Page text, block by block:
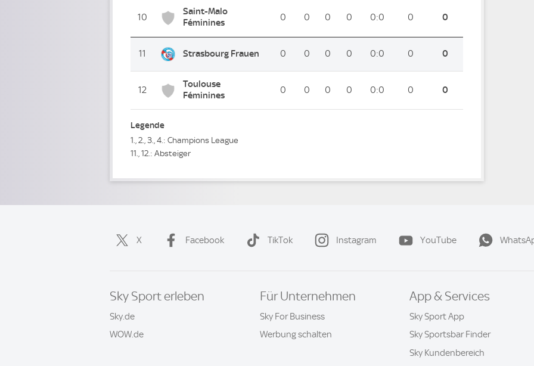
10
Saint-Malo
Féminines
0 0 0 0 0:0 0 0
11 Strasbourg Frauen 0 0 0 0 0:0 0 0
12
Toulouse
Féminines
0 0 0 0 0:0 0 0
Legende
1., 2., 3., 4.: Champions League
11., 12.: Absteiger
X Facebook TikTok Instagram YouTube
Sky Sport erleben
Sky.de
WOW.de
Für Unternehmen
Sky For Business
Werbung schalten
App & Services
Sky Sport App
Sky Sportsbar Finder
Sky Kundenbereich